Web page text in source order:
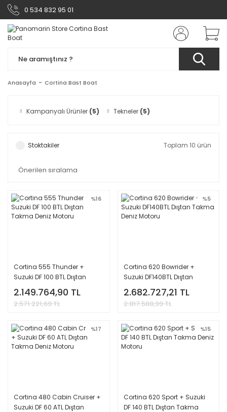
0 534 832 95 01
Anasayfa Cortina Bast Boat
Kampanyalı Ürünler (5) Tekneler (5)
Stoktakiler Toplam 10 ürün
%16
Cortina 555 Thunder +
Suzuki DF 100 BTL Dıştan
Takma Deniz Motoru
2.149.764,90 TL
2.571.221,69 TL
%5
Cortina 620 Bowrider +
Suzuki DF140BTL Dıştan
Takma Deniz Motoru
2.682.727,21 TL
2.817.588,99 TL
%17
Cortina 480 Cabin Cruiser +
Suzuki DF 60 ATL Dıştan
%15
Cortina 620 Sport + Suzuki
DF 140 BTL Dıştan Takma